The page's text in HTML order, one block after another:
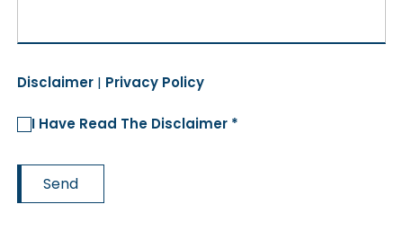
Disclaimer | Privacy Policy
I Have Read The Disclaimer *
Send